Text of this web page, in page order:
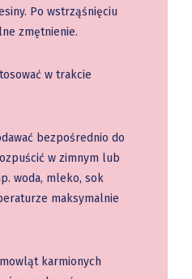
Po wstrząśnięciu
zmętnienie.
w trakcie
bezpośrednio do
w zimnym lub
woda, mleko, sok
maksymalnie
karmionych